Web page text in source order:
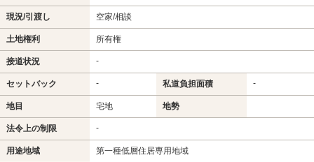
現況/引渡し 空家/相談
土地権利 所有権
接道状況 -
セットバック - 私道負担面積 -
地目 宅地 地勢
法令上の制限 -
用途地域 第一種低層住居専用地域